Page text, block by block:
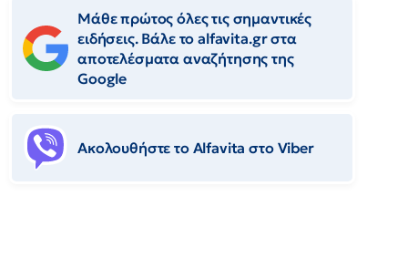
Μάθε πρώτος όλες τις σημαντικές
ειδήσεις. Βάλε το alfavita.gr στα
αποτελέσματα αναζήτησης της
Google
Ακολουθήστε το Αlfavita στο Viber